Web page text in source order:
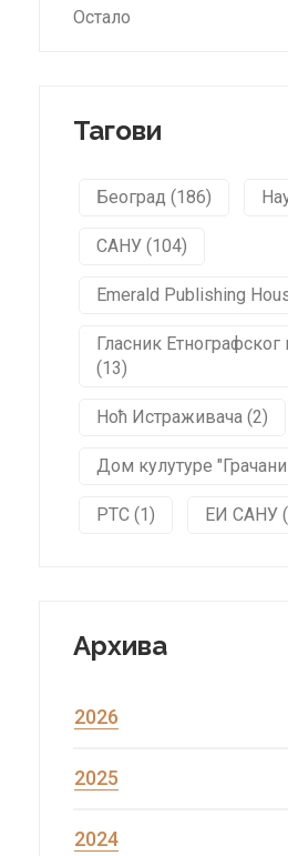
Остало
Тагови
Београд (186)
САНУ (104)
Emerald Publishing
Гласник
(13)
Ноћ Истраживача (2)
Дом кулутуре
РТС (1) ЕИ САНУ
Архива
2026
2025
2024